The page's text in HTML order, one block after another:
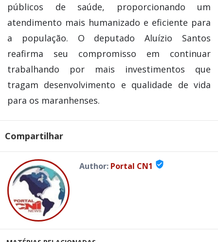
públicos de saúde, proporcionando um
atendimento mais humanizado e eficiente para
a população. O deputado Aluízio Santos
reafirma seu compromisso em continuar
trabalhando por mais investimentos que
tragam desenvolvimento e qualidade de vida
para os maranhenses.
Compartilhar
Author: Portal CN1 verified_user